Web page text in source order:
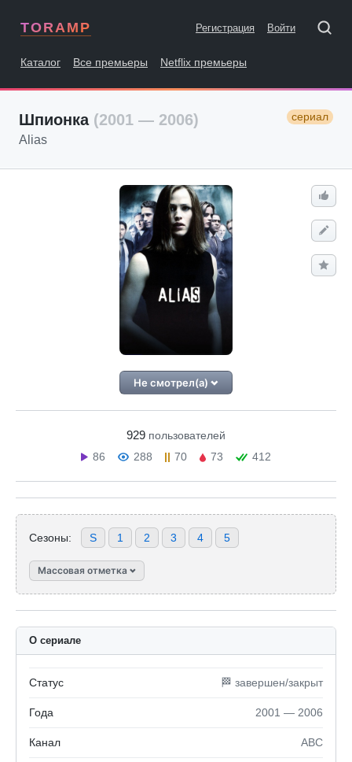
TORAMP Регистрация Войти
Каталог Все премьеры Netflix премьеры
Шпионка (2001 — 2006) сериал
Alias
Не смотрел(а)
929 пользователей
86
288 70 73 412
Сезоны: S 1 2 3 4 5
Массовая отметка
О сериале
Статус 🏁 завершен/закрыт
Года 2001 — 2006
Канал ABC